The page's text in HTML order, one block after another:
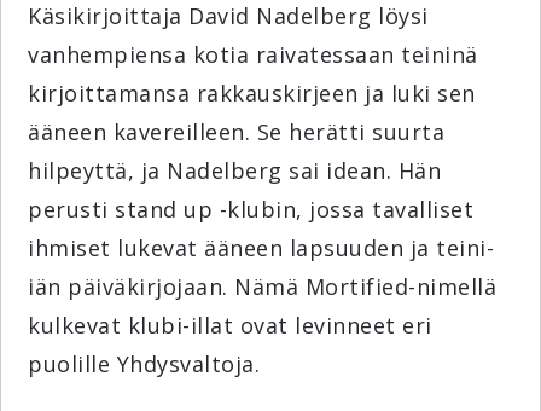
Käsikirjoittaja David Nadelberg löysi
vanhempiensa kotia raivatessaan teininä
kirjoittamansa rakkauskirjeen ja luki sen
ääneen kavereilleen. Se herätti suurta
hilpeyttä, ja Nadelberg sai idean. Hän
perusti stand up -klubin, jossa tavalliset
ihmiset lukevat ääneen lapsuuden ja teini-
iän päiväkirjojaan. Nämä Mortified-nimellä
kulkevat klubi-illat ovat levinneet eri
puolille Yhdysvaltoja.